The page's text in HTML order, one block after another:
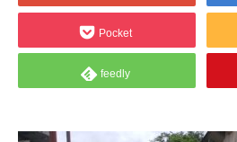
Pocket
feedly